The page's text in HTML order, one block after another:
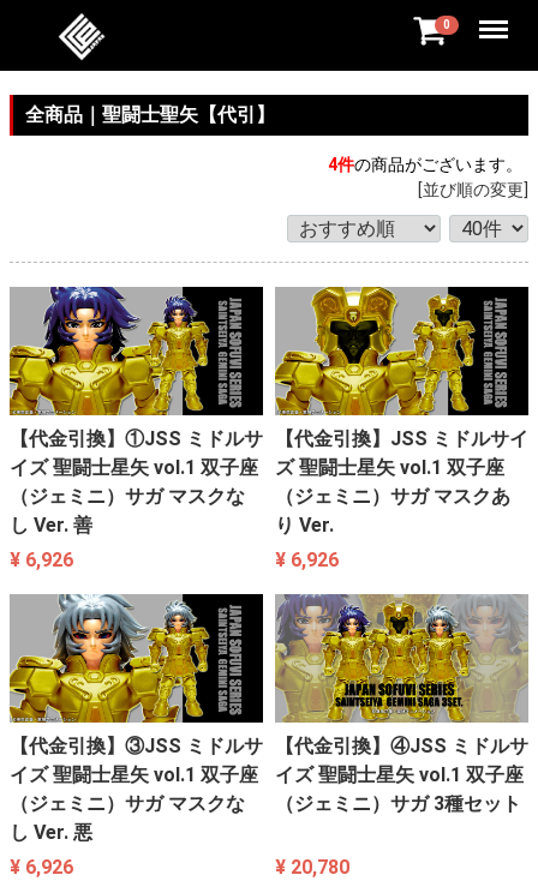
0 Menu
全商品 聖闘士聖矢【代引】
4件の商品がございます。
[並び順の変更]
【代金引換】①JSS ミドルサ
イズ 聖闘士星矢 vol.1 双子座
（ジェミニ）サガ マスクな
し Ver. 善
¥ 6,926
【代金引換】JSS ミドルサイ
ズ 聖闘士星矢 vol.1 双子座
（ジェミニ）サガ マスクあ
り Ver.
¥ 6,926
【代金引換】③JSS ミドルサ
イズ 聖闘士星矢 vol.1 双子座
（ジェミニ）サガ マスクな
し Ver. 悪
¥ 6,926
【代金引換】④JSS ミドルサ
イズ 聖闘士星矢 vol.1 双子座
（ジェミニ）サガ 3種セット
¥ 20,780